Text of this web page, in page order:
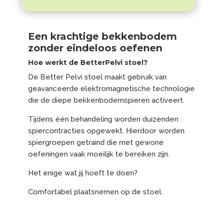
Een krachtige bekkenbodem
zonder eindeloos oefenen
Hoe werkt de BetterPelvi stoel?
De Better Pelvi stoel maakt gebruik van
geavanceerde elektromagnetische technologie
die de diepe bekkenbodemspieren activeert.
Tijdens één behandeling worden duizenden
spiercontracties opgewekt. Hierdoor worden
spiergroepen getraind die met gewone
oefeningen vaak moeilijk te bereiken zijn.
Het enige wat jij hoeft te doen?
Comfortabel plaatsnemen op de stoel.